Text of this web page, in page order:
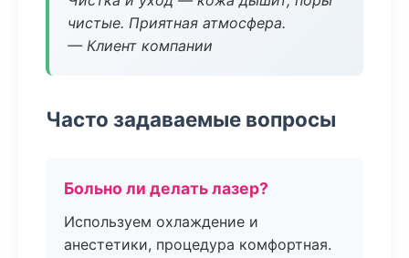
чистые. Приятная атмосфера.
— Клиент компании
Часто задаваемые вопросы
Больно ли делать лазер?
Используем охлаждение и
анестетики, процедура комфортная.